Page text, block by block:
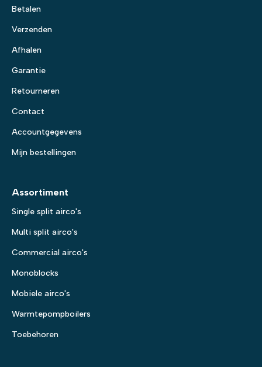
Betalen
Verzenden
Afhalen
Garantie
Retourneren
Contact
Accountgegevens
Mijn bestellingen
Assortiment
Single split airco's
Multi split airco's
Commercial airco's
Monoblocks
Mobiele airco's
Warmtepompboilers
Toebehoren